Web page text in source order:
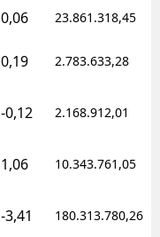
0,06 23.861.318,45
0,19 2.783.633,28
-0,12 2.168.912,01
1,06 10.343.761,05
-3,41 180.313.780,26